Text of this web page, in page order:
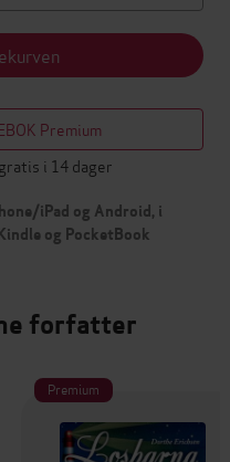
Premium
i 14 dager
iPad og Android, i
og PocketBook
forfatter
Premium